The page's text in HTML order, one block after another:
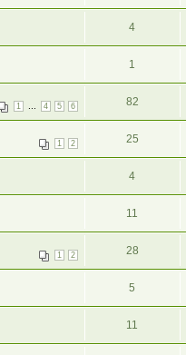
4
1
1 4 5 6 82
1 2 25
4
11
1 2 28
5
11